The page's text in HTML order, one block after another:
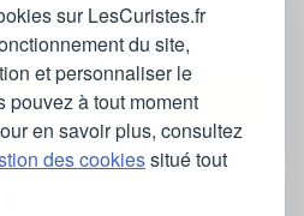
sur LesCuristes.fr
du site,
et personnaliser le
pouvez à tout moment
en savoir plus, consultez
des cookiessitué tout
24 24
les stations